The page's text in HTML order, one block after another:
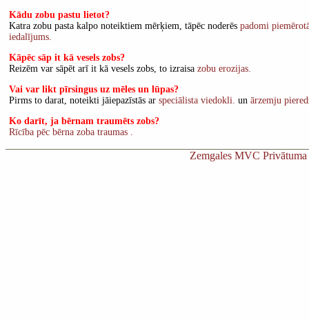
Kādu zobu pastu lietot?
Katra zobu pasta kalpo noteiktiem mērķiem, tāpēc noderēs padomi
iedalījums.
Kāpēc sāp it kā vesels zobs?
Reizēm var sāpēt arī it kā vesels zobs, to izraisa zobu erozijas.
Vai var likt pīrsingus uz mēles un lūpas?
Pirms to darat, noteikti jāiepazīstās ar speciālista viedokli. un ārzemju
Ko darīt, ja bērnam traumēts zobs?
Rīcība pēc bērna zoba traumas .
Zemgales MVC